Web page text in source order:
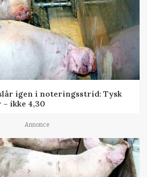
igen i noteringsstrid: Tysk
ikke 4,30
Annonce